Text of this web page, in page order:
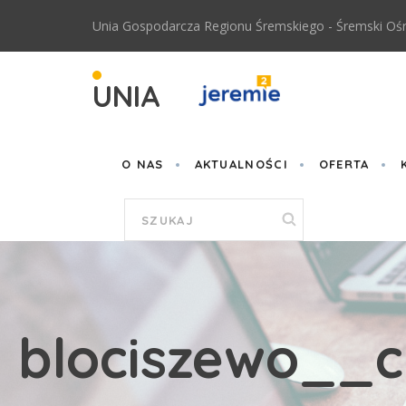
Unia Gospodarcza Regionu Śremskiego - Śremski
UNIA
O NAS AKTUALNOŚCI OFERTA
Formularz
wyszukiwania